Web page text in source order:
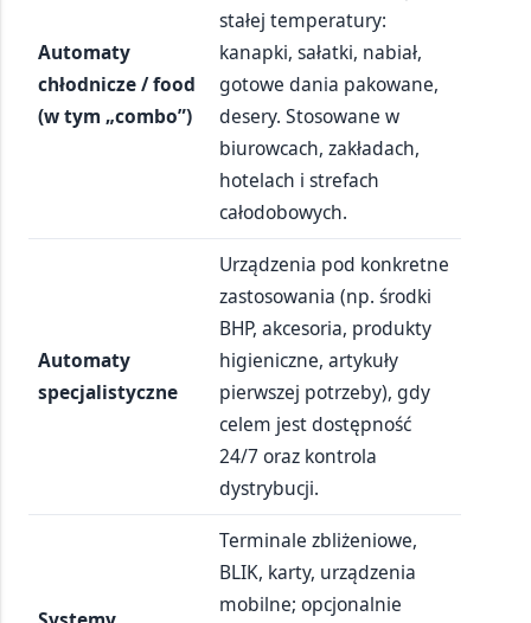
Automaty
chłodnicze / food
(w tym „combo”)
stałej temperatury:
kanapki, sałatki, nabiał,
gotowe dania pakowane,
desery. Stosowane w
biurowcach, zakładach,
hotelach i strefach
całodobowych.
Automaty
specjalistyczne
Urządzenia pod konkretne
zastosowania (np. środki
BHP, akcesoria, produkty
higieniczne, artykuły
pierwszej potrzeby), gdy
celem jest dostępność
24/7 oraz kontrola
dystrybucji.
Terminale zbliżeniowe,
BLIK, karty, urządzenia
mobilne; opcjonalnie